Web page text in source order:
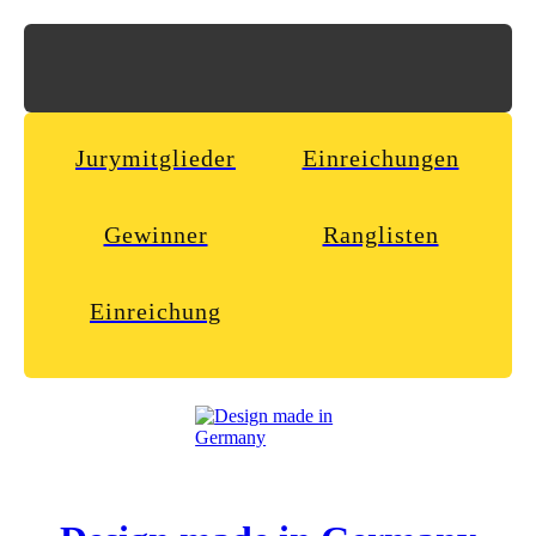
Jurymitglieder Einreichungen
Gewinner Ranglisten
Einreichung